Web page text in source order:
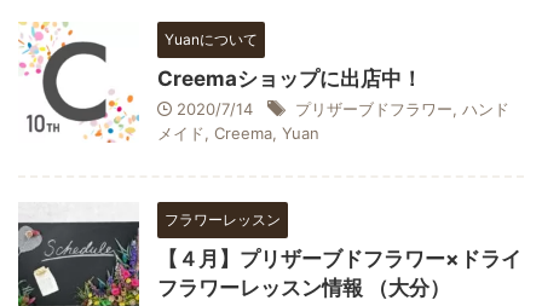
Yuanについて
Creemaショップに出店中！
2020/7/14 プリザーブドフラワー, ハンド
メイド, Creema, Yuan
フラワーレッスン
【４月】プリザーブドフラワー×ドライ
フラワーレッスン情報 （大分）